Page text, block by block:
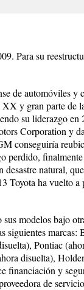
Para su
de automóviles y
y gran parte de
su liderazgo
Corporation y
conseguiría
perdido,
natural,
Toyota ha vuelto
modelos bajo
siguientes
Pontiac
disuelta),
financiación y
de